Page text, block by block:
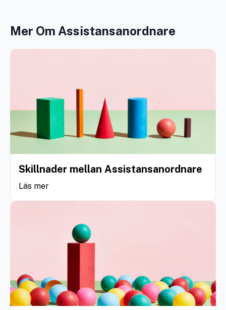
Mer Om Assistansanordnare
Skillnader mellan Assistansanordnare
Läs mer